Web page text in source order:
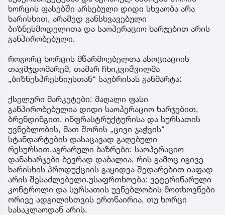
ხორცის ფასებში არსებული დიდი სხვაობა არა
ხარისხით, არამედ განსხვავებული
ბიზნესმოდელითა და საოპერაციო ხარჯებით არის
განპირობებული.
როგორც ხორცის მწარმოებელთა ასოციაციის
თავმჯდომარემ, თამარ ჩხიკვიშვილმა
„ბიზნესპრესნიუსთან“ საუბრისას განმარტა:
ქსელური მარკეტები: მაღალი ფასი
განპირობებულია დიდი საოპერაციო ხარჯებით,
ბრენდინგით, ინფრასტრუქტურისა და სურსათის
უვნებლობის, მათ შორის „ცივი ჯაჭვის“
სტანდარტების დასაცავად გაღებული
რესურსით.აგრარული ბაზრები: საოპერაციო
დანახარჯები ბევრად დაბალია, რის გამოც იგივე
ხარისხის პროდუქციის გაყიდვა შედარებით იაფად
არის შესაძლებელი.უსაფრთხოება: ვეტერინარული
კონტროლი და სურსათის უვნებლობის მოთხოვნები
ორივე ადგილისთვის ერთნაირია, თუ ხორცი
სასაკლაოდან არის.